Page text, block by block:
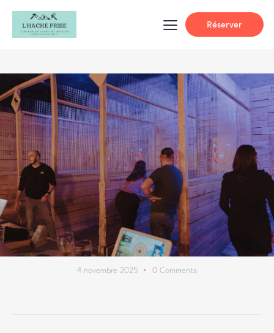
Réserver
4 novembre 2025 0 Comments